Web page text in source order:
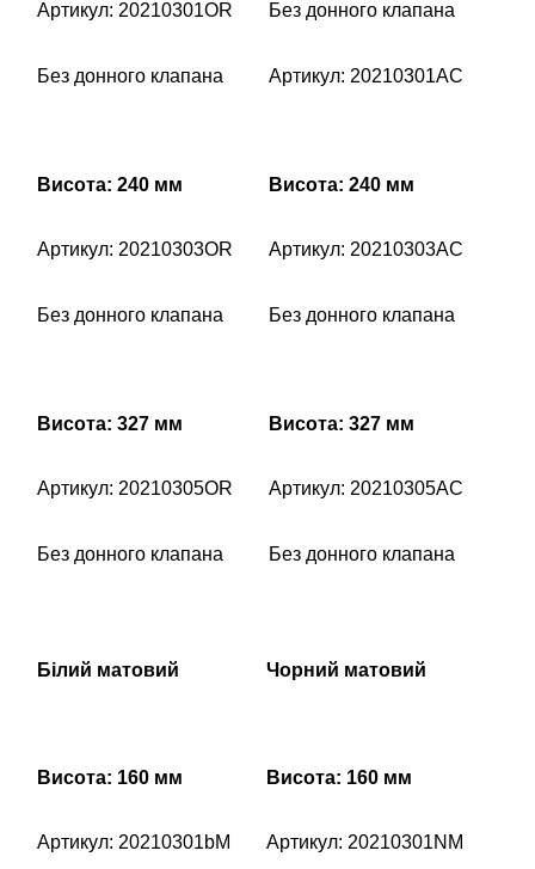
Артикул: 20210301OR
Без донного клапана
Висота: 240 мм
Артикул: 20210303OR
Без донного клапана
Висота: 327 мм
Артикул: 20210305OR
Без донного клапана
Без донного клапана
Артикул: 20210301AC
Висота: 240 мм
Артикул: 20210303AC
Без донного клапана
Висота: 327 мм
Артикул: 20210305AC
Без донного клапана
Білий матовий
Висота: 160 мм
Артикул: 20210301bM
Чорний матовий
Висота: 160 мм
Артикул: 20210301NM